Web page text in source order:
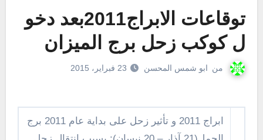
توقاعات الابراج2011بعد دخو
ل كوكب زحل برج الميزان
من ابو شمس المحسن 23 فبراير، 2015
ابراج 2011 و تأثير زحل على بداية عام 2011 برج